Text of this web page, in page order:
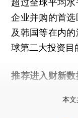
超过全球平均
企业并购的首
及韩国等在内
球第二大投资目
推荐进入 财新
本文